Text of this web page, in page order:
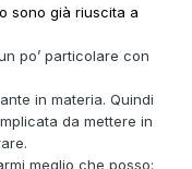
sono già riuscita a
po’ particolare con
in materia. Quindi
da mettere in
meglio che posso: